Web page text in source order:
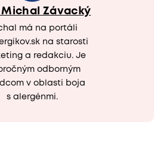
Michal Závacký
má na portáli
na starosti
a redakciu. Je
odborným
v oblasti boja
s alergénmi.